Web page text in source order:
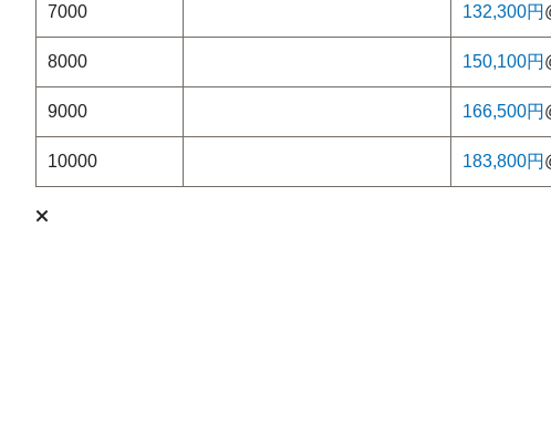
7000 132,300円
8000 150,100円
9000 166,500円
10000 183,800円